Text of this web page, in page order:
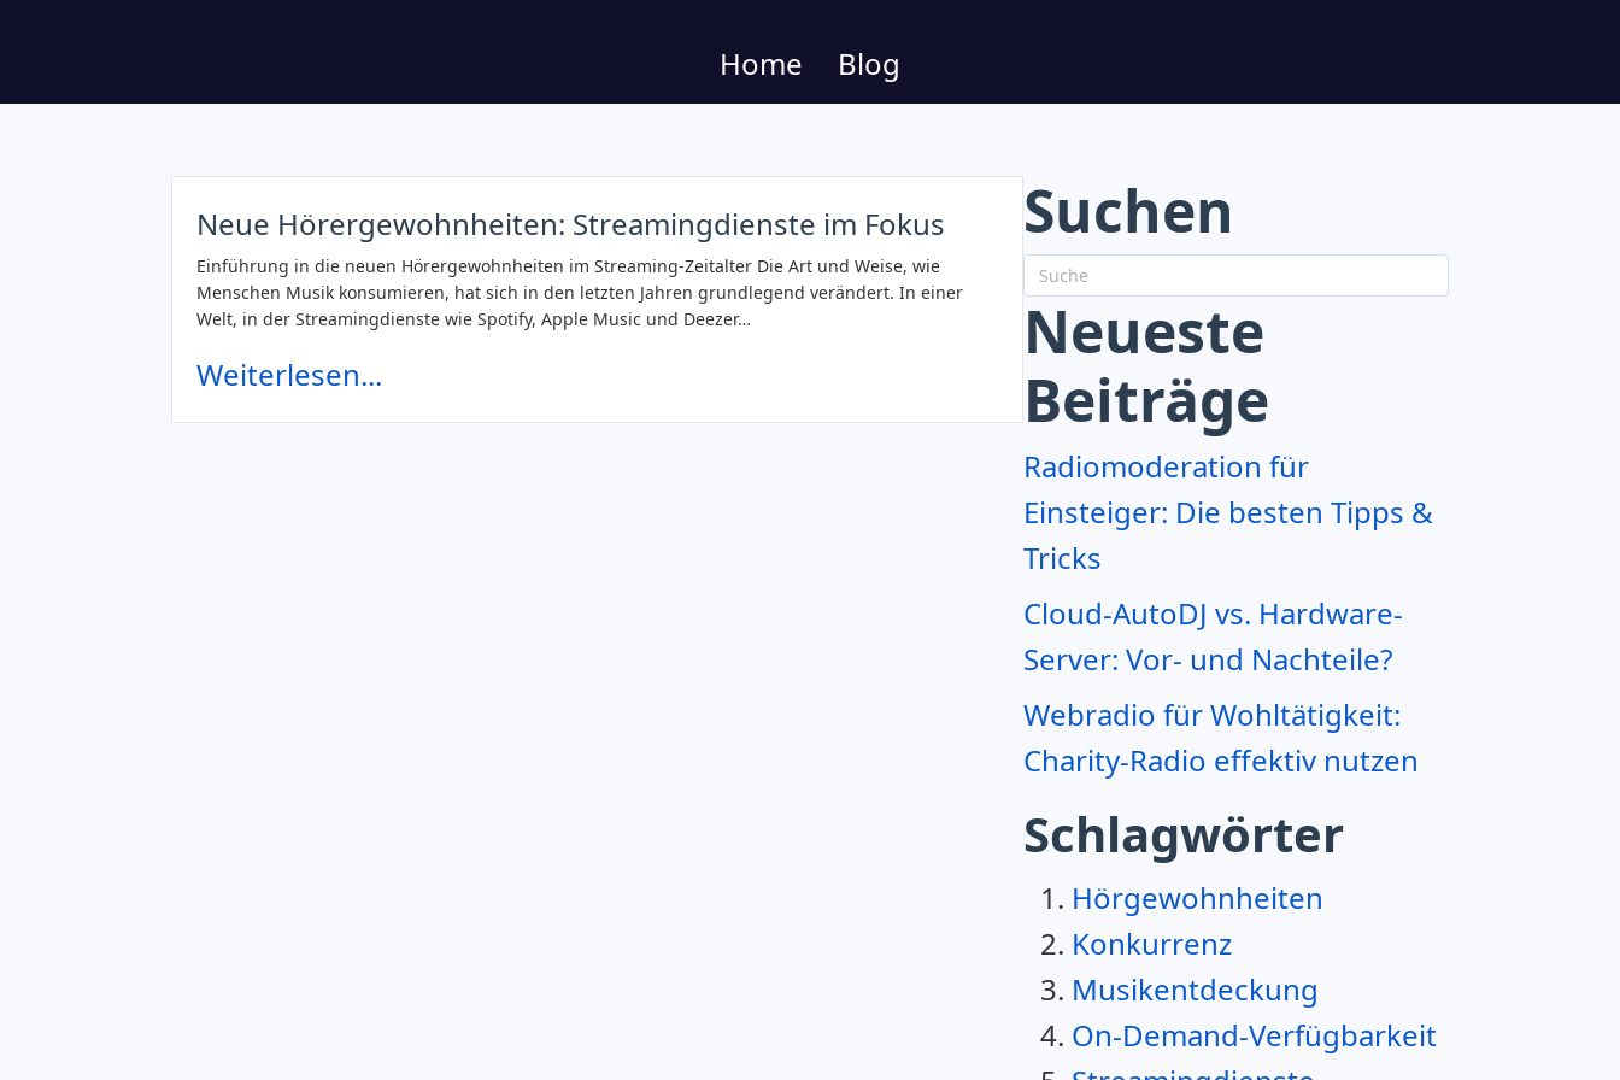
Home Blog
Neue Hörergewohnheiten: Streamingdienste im Fokus
Einführung in die neuen Hörergewohnheiten im Streaming-Zeitalter Die Art und Weise, wie
Menschen Musik konsumieren, hat sich in den letzten Jahren grundlegend verändert. In einer
Welt, in der Streamingdienste wie Spotify, Apple Music und Deezer…
Weiterlesen...
Suchen
Neueste
Beiträge
Radiomoderation für
Einsteiger: Die besten Tipps &
Tricks
Cloud-AutoDJ vs. Hardware-
Server: Vor- und Nachteile?
Webradio für Wohltätigkeit:
Charity-Radio effektiv nutzen
Schlagwörter
Hörgewohnheiten
Konkurrenz
Musikentdeckung
On-Demand-Verfügbarkeit